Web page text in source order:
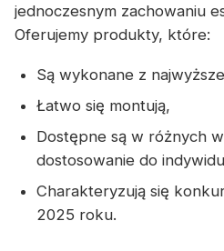
jednoczesnym zachowaniu
Oferujemy produkty, które:
Są wykonane z
Łatwo się montują,
Dostępne są w różnych
dostosowanie do
Charakteryzują się
2025 roku.